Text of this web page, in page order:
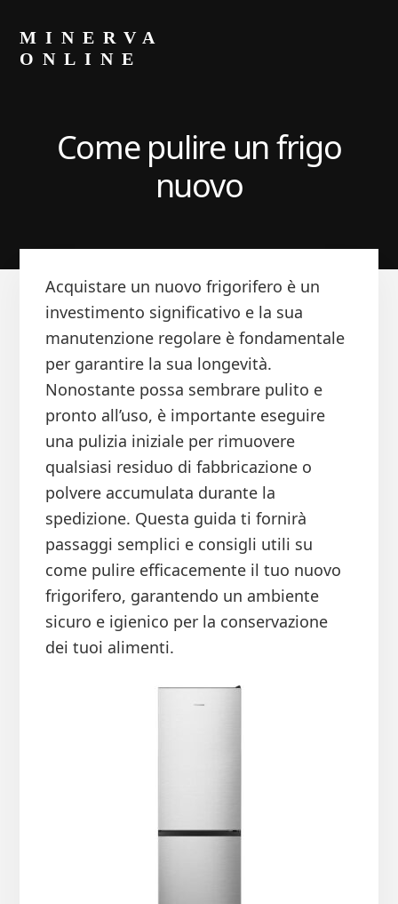
primary
sidebar
content
MINERVA
ONLINE
MinervaCome pulire un frigo
nuovo
Acquistare un nuovo frigorifero è un
investimento significativo e la sua
manutenzione regolare è fondamentale
per garantire la sua longevità.
Nonostante possa sembrare pulito e
pronto all’uso, è importante eseguire
una pulizia iniziale per rimuovere
qualsiasi residuo di fabbricazione o
polvere accumulata durante la
spedizione. Questa guida ti fornirà
passaggi semplici e consigli utili su
come pulire efficacemente il tuo nuovo
frigorifero, garantendo un ambiente
sicuro e igienico per la conservazione
dei tuoi alimenti.